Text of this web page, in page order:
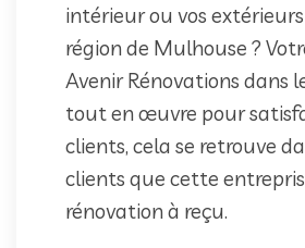
intérieur ou vos
région de Mulhouse ?
Avenir Rénovations dans
tout en œuvre pour
clients, cela se retrouve
clients que cette
rénovation à reçu.